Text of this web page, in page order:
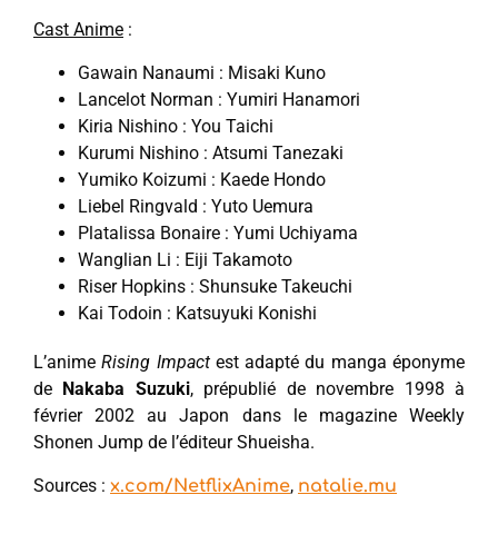
Cast Anime :
Gawain Nanaumi : Misaki Kuno
Lancelot Norman : Yumiri Hanamori
Kiria Nishino : You Taichi
Kurumi Nishino : Atsumi Tanezaki
Yumiko Koizumi : Kaede Hondo
Liebel Ringvald : Yuto Uemura
Platalissa Bonaire : Yumi Uchiyama
Wanglian Li : Eiji Takamoto
Riser Hopkins : Shunsuke Takeuchi
Kai Todoin : Katsuyuki Konishi
L’anime Rising Impactest adapté du manga éponyme
de
Nakaba Suzuki, prépublié de novembre 1998 à
février 2002 au Japon dans le magazine Weekly
Shonen Jump de l’éditeur Shueisha.
Sources : x.com/NetflixAnime, natalie.mu